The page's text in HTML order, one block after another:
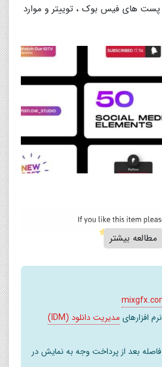
پست های فیس بوک ، توییتر و موارد
نیست
شما
مطالعه بیشتر
افزارهای مدیریت دانلود (IDM)
بعد از پرداخت وجه به نمایش در